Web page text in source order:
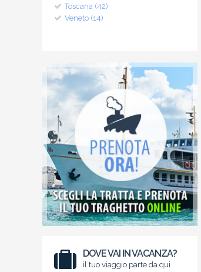
Toscana (42)
Veneto (14)
DOVE VAI IN VACANZA?
il tuo viaggio parte da qui